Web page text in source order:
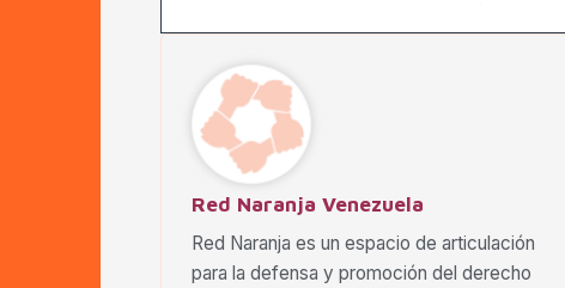
Red Naranja Venezuela
Red Naranja es un espacio de articulación
para la defensa y promoción del derecho